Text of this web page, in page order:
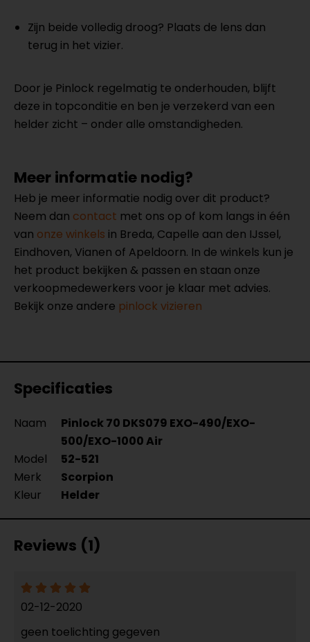
Zijn beide volledig droog? Plaats de lens dan
terug in het vizier.
Door je Pinlock regelmatig te onderhouden, blijft
deze in topconditie en ben je verzekerd van een
helder zicht – onder alle omstandigheden.
Meer informatie nodig?
Heb je meer informatie nodig over dit product?
Neem dan contact met ons op of kom langs in één
van onze winkels in Breda, Capelle aan den IJssel,
Eindhoven, Vianen of Apeldoorn. In de winkels kun je
het product bekijken & passen en staan onze
verkoopmedewerkers voor je klaar met advies.
Bekijk onze andere pinlock vizieren
Specificaties
Naam
Pinlock 70 DKS079 EXO-490/EXO-
500/EXO-1000 Air
Model
52-521
Merk
Scorpion
Kleur
Helder
Reviews (1)
02-12-2020
geen toelichting gegeven